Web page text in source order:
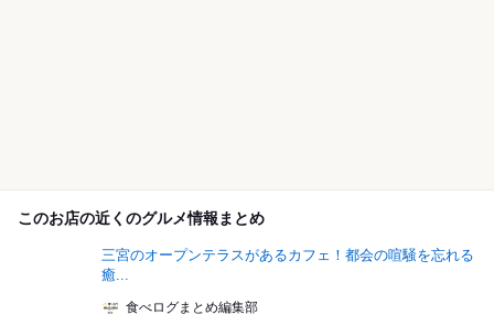
このお店の近くのグルメ情報まとめ
三宮のオープンテラスがあるカフェ！都会の喧騒を忘れる
癒...
食べログまとめ編集部